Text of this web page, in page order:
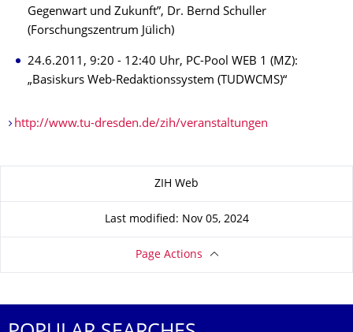
Gegenwart und Zukunft”, Dr. Bernd Schuller
(Forschungszentrum Jülich)
24.6.2011, 9:20 - 12:40 Uhr, PC-Pool WEB 1 (MZ):
„Basiskurs Web-Redaktionssystem (TUDWCMS)“
http://www.tu-dresden.de/zih/veranstaltungen
ZIH Web
Last modified: Nov 05, 2024
Page Actions